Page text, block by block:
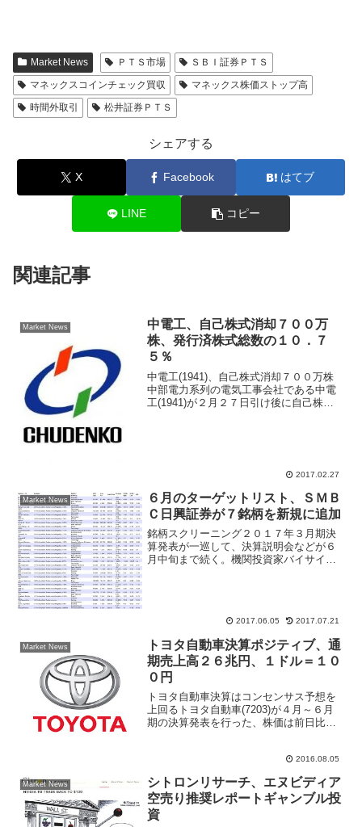
Market News ＰＴＳ市場
ＳＢＩ証券ＰＴＳ
マネックスコインチェック買収
マネックス株価ストップ高
時間外取引
松井証券ＰＴＳ
シェアする
X Facebook はてブ
LINE コピー
関連記事
Market News
中電工、自己株式消却７００万
株、発行済株式総数の１０．７
５％
中電工(1941)、自己株式消却７００万株
中部電力系列の電気工事会社である中電
工(1941)が２月２７日引け後に自己株式
2017.02.27
Market News
６月のターゲットリスト、ＳＭＢ
Ｃ日興証券が７銘柄を新規に追加
銘柄スクリーニング２０１７年３月期決
算発表が一巡して、決算説明会などが６
月中旬まで続く。機関投資家バイサイド
2017.06.05 2017.07.21
Market News
トヨタ自動車決算ポジティブ、通
期売上高２６兆円、１ドル＝１０
０円
トヨタ自動車決算はコンセンサス予想を
上回るトヨタ自動車(7203)が４月～６月
期の決算発表を行った、株価は前日比１
レディスイス証券はトヨタ決算を総じて
ポジティブと評価、...
2016.08.05
Market News
シトロンリサーチ、エヌビディア
空売り推奨レポートギャンブル投
資